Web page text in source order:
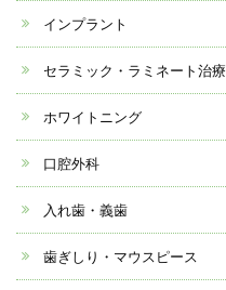
インプラント
セラミック・ラミネート治療
ホワイトニング
口腔外科
入れ歯・義歯
歯ぎしり・マウスピース